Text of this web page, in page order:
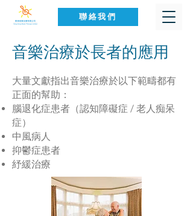
聯絡我們
音樂治療於長者的應用
大量文獻指出音樂治療於以下範疇都有
正面的幫助：
腦退化症患者（認知障礙症 / 老人痴呆
症）
中風病人
抑鬱症患者
紓緩治療